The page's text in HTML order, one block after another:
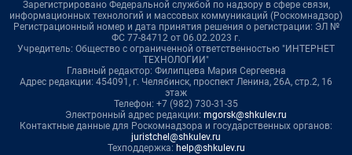
Зарегистрировано Федеральной службой по надзору в сфере связи,
информационных технологий и массовых коммуникаций (Роскомнадзор)
Регистрационный номер и дата принятия решения о регистрации: ЭЛ №
ФС 77-84712 от 06.02.2023 г.
Учредитель: Общество с ограниченной ответственностью "ИНТЕРНЕТ
ТЕХНОЛОГИИ"
Главный редактор: Филипцева Мария Сергеевна
Адрес редакции: 454091, г. Челябинск, проспект Ленина, 26А, стр.2, 16
этаж
Телефон: +7 (982) 730-31-35
Электронный адрес редакции: mgorsk@shkulev.ru
Контактные данные для Роскомнадзора и государственных органов:
juristchel@shkulev.ru
Техподдержка: help@shkulev.ru